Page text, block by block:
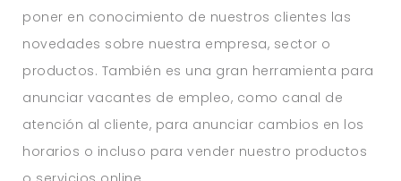
poner en conocimiento de nuestros clientes las
novedades sobre nuestra empresa, sector o
productos. También es una gran herramienta para
anunciar vacantes de empleo, como canal de
atención al cliente, para anunciar cambios en los
horarios o incluso para vender nuestro productos